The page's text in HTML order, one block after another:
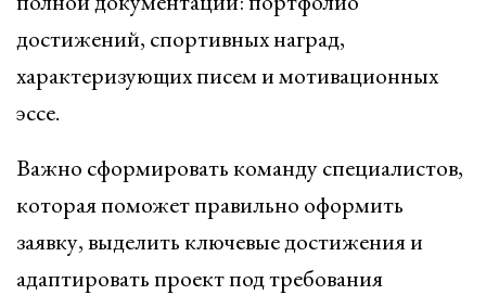
достижений, спортивных наград,
характеризующих писем и мотивационных
эссе.
Важно сформировать команду специалистов,
которая поможет правильно оформить
заявку, выделить ключевые достижения и
адаптировать проект под требования